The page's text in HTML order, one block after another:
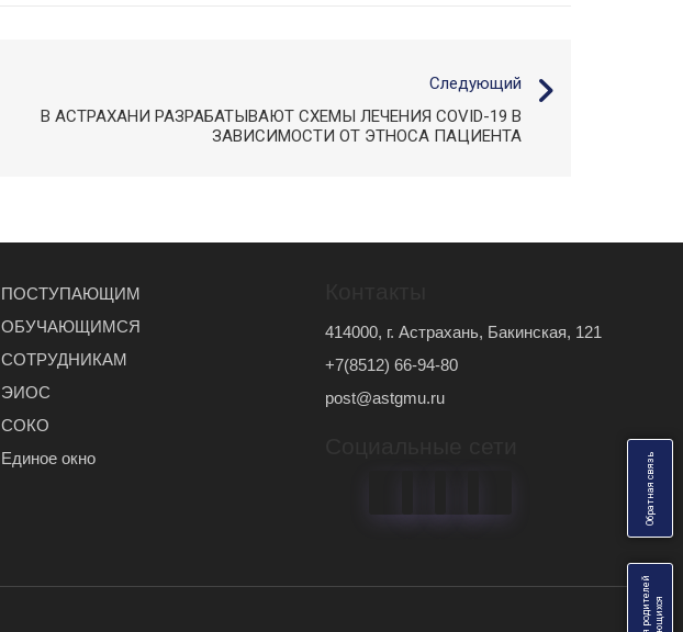
О
б
р
а
т
н
а
я
с
в
я
з
ь
Следующий
В АСТРАХАНИ РАЗРАБАТЫВАЮТ СХЕМЫ ЛЕЧЕНИЯ COVID-19 В
ЗАВИСИМОСТИ ОТ ЭТНОСА ПАЦИЕНТА
ПОСТУПАЮЩИМ
ОБУЧАЮЩИМСЯ
СОТРУДНИКАМ
ЭИОС
СОКО
Единое окно
414000, г. Астрахань, Бакинская, 121
+7(8512) 66-94-80
post@astgmu.ru